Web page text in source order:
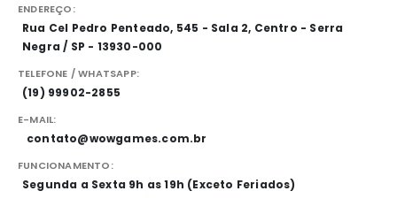
ENDEREÇO:
Rua Cel Pedro Penteado, 545 - Sala 2, Centro - Serra
Negra / SP - 13930-000
TELEFONE / WHATSAPP:
(19) 99902-2855
E-MAIL:
contato@wowgames.com.br
FUNCIONAMENTO:
Segunda a Sexta 9h as 19h (Exceto Feriados)